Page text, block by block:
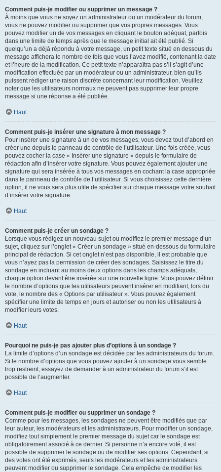
Comment puis-je modifier ou supprimer un message ?
À moins que vous ne soyez un administrateur ou un modérateur du forum,
vous ne pouvez modifier ou supprimer que vos propres messages. Vous
pouvez modifier un de vos messages en cliquant le bouton adéquat, parfois
dans une limite de temps après que le message initial ait été publié. Si
quelqu’un a déjà répondu à votre message, un petit texte situé en dessous du
message affichera le nombre de fois que vous l’avez modifié, contenant la date
et l’heure de la modification. Ce petit texte n’apparaîtra pas s’il s’agit d’une
modification effectuée par un modérateur ou un administrateur, bien qu’ils
puissent rédiger une raison discrète concernant leur modification. Veuillez
noter que les utilisateurs normaux ne peuvent pas supprimer leur propre
message si une réponse a été publiée.
Haut
Comment puis-je insérer une signature à mon message ?
Pour insérer une signature à un de vos messages, vous devez tout d’abord en
créer une depuis le panneau de contrôle de l’utilisateur. Une fois créée, vous
pouvez cocher la case « Insérer une signature » depuis le formulaire de
rédaction afin d’insérer votre signature. Vous pouvez également ajouter une
signature qui sera insérée à tous vos messages en cochant la case appropriée
dans le panneau de contrôle de l’utilisateur. Si vous choisissez cette dernière
option, il ne vous sera plus utile de spécifier sur chaque message votre souhait
d’insérer votre signature.
Haut
Comment puis-je créer un sondage ?
Lorsque vous rédigez un nouveau sujet ou modifiez le premier message d’un
sujet, cliquez sur l’onglet « Créer un sondage » situé en-dessous du formulaire
principal de rédaction. Si cet onglet n’est pas disponible, il est probable que
vous n’ayez pas la permission de créer des sondages. Saisissez le titre du
sondage en incluant au moins deux options dans les champs adéquats,
chaque option devant être insérée sur une nouvelle ligne. Vous pouvez définir
le nombre d’options que les utilisateurs peuvent insérer en modifiant, lors du
vote, le nombre des « Options par utilisateur ». Vous pouvez également
spécifier une limite de temps en jours et autoriser ou non les utilisateurs à
modifier leurs votes.
Haut
Pourquoi ne puis-je pas ajouter plus d’options à un sondage ?
La limite d’options d’un sondage est décidée par les administrateurs du forum.
Si le nombre d’options que vous pouvez ajouter à un sondage vous semble
trop restreint, essayez de demander à un administrateur du forum s’il est
possible de l’augmenter.
Haut
Comment puis-je modifier ou supprimer un sondage ?
Comme pour les messages, les sondages ne peuvent être modifiés que par
leur auteur, les modérateurs et les administrateurs. Pour modifier un sondage,
modifiez tout simplement le premier message du sujet car le sondage est
obligatoirement associé à ce dernier. Si personne n’a encore voté, il est
possible de supprimer le sondage ou de modifier ses options. Cependant, si
des votes ont été exprimés, seuls les modérateurs et les administrateurs
peuvent modifier ou supprimer le sondage. Cela empêche de modifier les